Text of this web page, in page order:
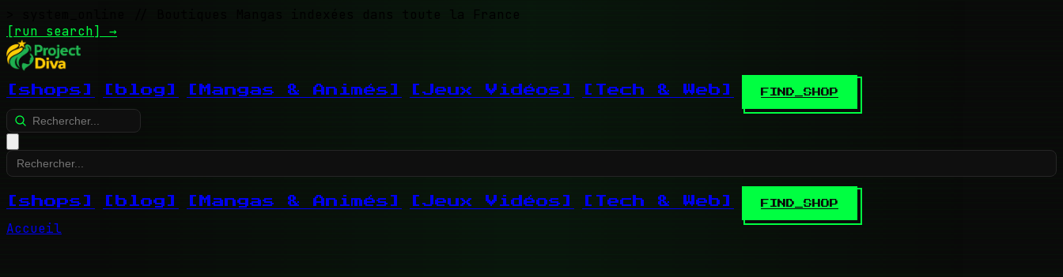
// Boutiques Mangas indexées dans toute la France
[run search] →
[shops] [blog] [Mangas & Animés] [Jeux Vidéos] [Tech & Web] FIND_SHOP
[shops] [blog] [Mangas & Animés] [Jeux Vidéos] [Tech & Web] FIND_SHOP
Accueil